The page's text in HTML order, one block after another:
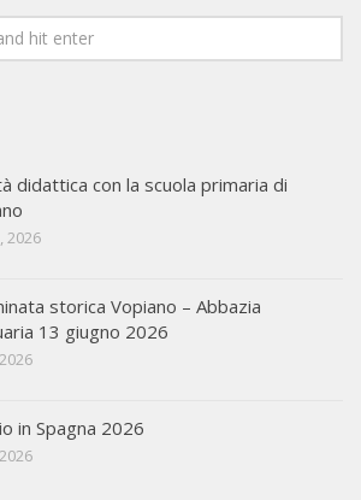
didattica con la scuola primaria di
2026
storica Vopiano – Abbazia
13 giugno 2026
in Spagna 2026